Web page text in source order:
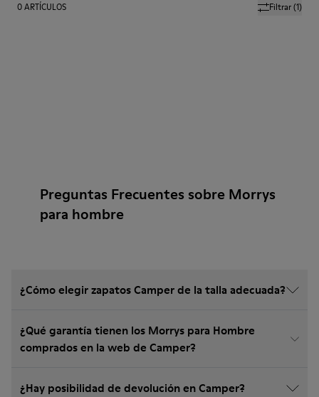
Filtrar(1)
0ARTÍCULOS
Preguntas Frecuentes sobre Morrys
para hombre
¿Cómo elegir zapatos Camper de la talla adecuada?
¿Qué garantía tienen los Morrys para Hombre
comprados en la web de Camper?
¿Hay posibilidad de devolución en Camper?